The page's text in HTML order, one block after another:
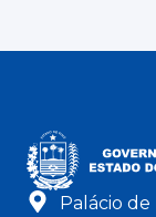
Palácio de